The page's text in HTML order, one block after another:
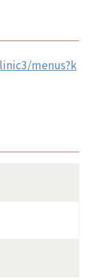
menus?k